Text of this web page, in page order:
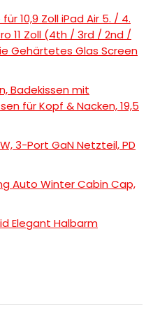
10,9 Zoll iPad Air 5. / 4.
11 Zoll (4th / 3rd / 2nd /
Gehärtetes Glas Screen
Badekissen mit
für Kopf & Nacken, 19,5
3-Port GaN Netzteil, PD
Auto Winter Cabin Cap,
Elegant Halbarm